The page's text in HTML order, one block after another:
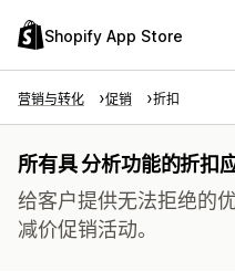
Shopify App Store
营销与转化 促销 折扣
所有具 分析功能的折扣
给客户提供无法拒绝的
减价促销活动。